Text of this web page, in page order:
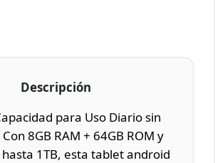
Descripción
para Uso Diario sin
8GB RAM + 64GB ROM y
1TB, esta tablet android